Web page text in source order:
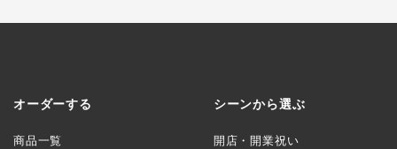
オーダーする
商品一覧
シーンから選ぶ
開店・開業祝い